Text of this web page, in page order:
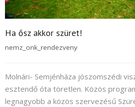
Ha ősz akkor szüret!
nemz_onk_rendezveny
Molnári- Semjénháza jószomszédi
esztendő óta töretlen. Közös
legnagyobb a közös szervezésű